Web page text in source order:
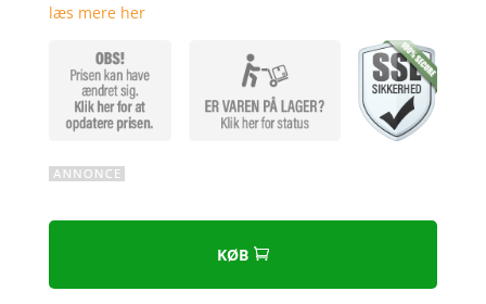
læs mere her
KØB